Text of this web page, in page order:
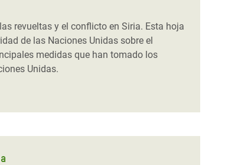
revueltas y el conflicto en Siria. Esta hoja
de las Naciones Unidas sobre el
medidas que han tomado los
Unidas.